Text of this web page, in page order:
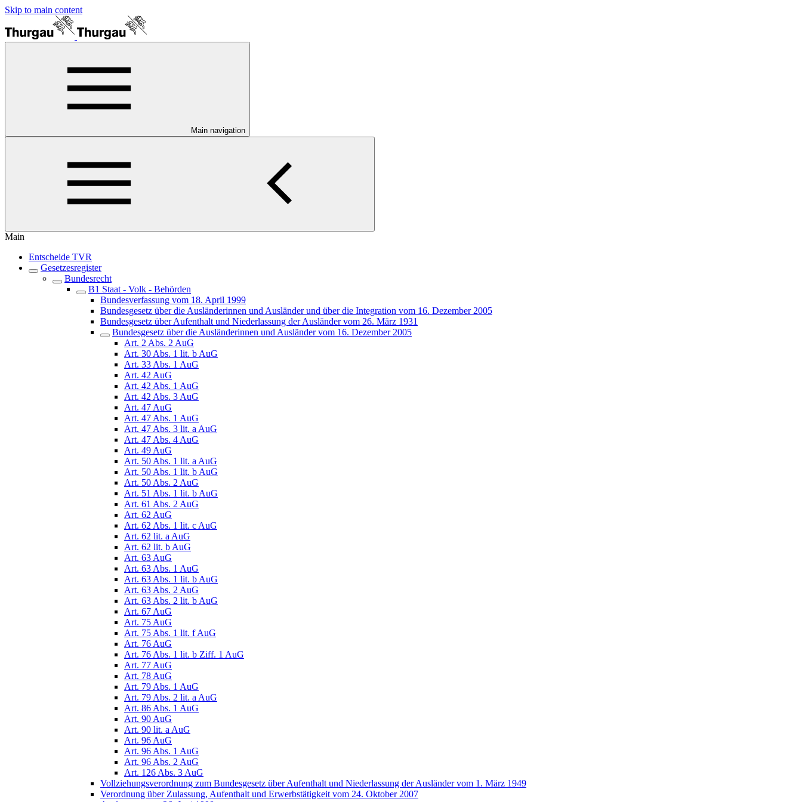
Skip to main content
Main navigation
Main
Entscheide TVR
Gesetzesregister
Bundesrecht
B1 Staat - Volk - Behörden
Bundesverfassung vom 18. April 1999
Bundesgesetz über die Ausländerinnen und Ausländer und über die Integration vom 16. Dezember 2005
Bundesgesetz über Aufenthalt und Niederlassung der Ausländer vom 26. März 1931
Bundesgesetz über die Ausländerinnen und Ausländer vom 16. Dezember 2005
Art. 2 Abs. 2 AuG
Art. 30 Abs. 1 lit. b AuG
Art. 33 Abs. 1 AuG
Art. 42 AuG
Art. 42 Abs. 1 AuG
Art. 42 Abs. 3 AuG
Art. 47 AuG
Art. 47 Abs. 1 AuG
Art. 47 Abs. 3 lit. a AuG
Art. 47 Abs. 4 AuG
Art. 49 AuG
Art. 50 Abs. 1 lit. a AuG
Art. 50 Abs. 1 lit. b AuG
Art. 50 Abs. 2 AuG
Art. 51 Abs. 1 lit. b AuG
Art. 61 Abs. 2 AuG
Art. 62 AuG
Art. 62 Abs. 1 lit. c AuG
Art. 62 lit. a AuG
Art. 62 lit. b AuG
Art. 63 AuG
Art. 63 Abs. 1 AuG
Art. 63 Abs. 1 lit. b AuG
Art. 63 Abs. 2 AuG
Art. 63 Abs. 2 lit. b AuG
Art. 67 AuG
Art. 75 AuG
Art. 75 Abs. 1 lit. f AuG
Art. 76 AuG
Art. 76 Abs. 1 lit. b Ziff. 1 AuG
Art. 77 AuG
Art. 78 AuG
Art. 79 Abs. 1 AuG
Art. 79 Abs. 2 lit. a AuG
Art. 86 Abs. 1 AuG
Art. 90 AuG
Art. 90 lit. a AuG
Art. 96 AuG
Art. 96 Abs. 1 AuG
Art. 96 Abs. 2 AuG
Art. 126 Abs. 3 AuG
Vollziehungsverordnung zum Bundesgesetz über Aufenthalt und Niederlassung der Ausländer vom 1. März 1949
Verordnung über Zulassung, Aufenthalt und Erwerbstätigkeit vom 24. Oktober 2007